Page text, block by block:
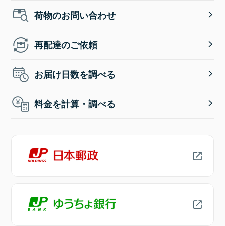
荷物のお問い合わせ
再配達のご依頼
お届け日数を調べる
料金を計算・調べる